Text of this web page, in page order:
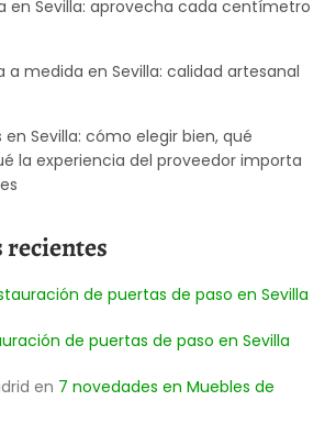
en Sevilla: aprovecha cada centímetro
a medida en Sevilla: calidad artesanal
Sevilla: cómo elegir bien, qué
la experiencia del proveedor importa
de puertas de paso en Sevilla
de puertas de paso en Sevilla
en 7 novedades en Muebles de